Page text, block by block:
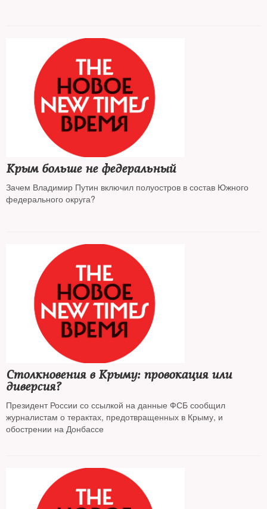
Крым больше не федеральный
Зачем Владимир Путин включил полуостров в состав Южного
федерального округа?
Столкновения в Крыму: провокация или
диверсия?
Президент России со ссылкой на данные ФСБ сообщил
журналистам о терактах, предотвращенных в Крыму, и
обострении на Донбассе